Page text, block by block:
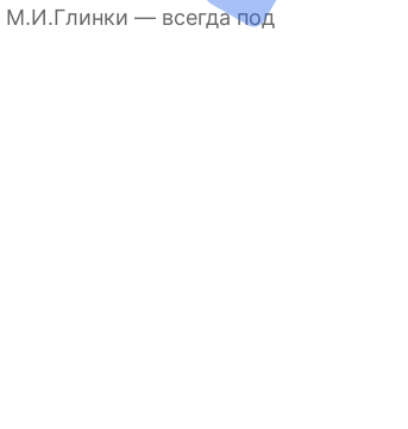
М.И.Глинки — всегда под